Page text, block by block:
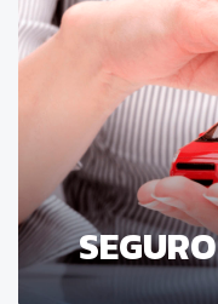
SEGURO